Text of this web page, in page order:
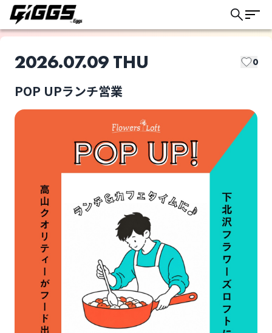
ライブ体験をもっと楽しく、もっと便利
2026.07.09 THU 0
POP UPランチ営業
POP UPランチ営業
このライブの取り置きは終了しました